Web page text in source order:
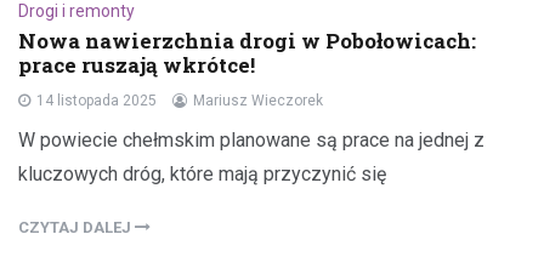
Drogi i remonty
Nowa nawierzchnia drogi w Pobołowicach:
prace ruszają wkrótce!
14 listopada 2025 Mariusz Wieczorek
W powiecie chełmskim planowane są prace na jednej z
kluczowych dróg, które mają przyczynić się
CZYTAJ DALEJ